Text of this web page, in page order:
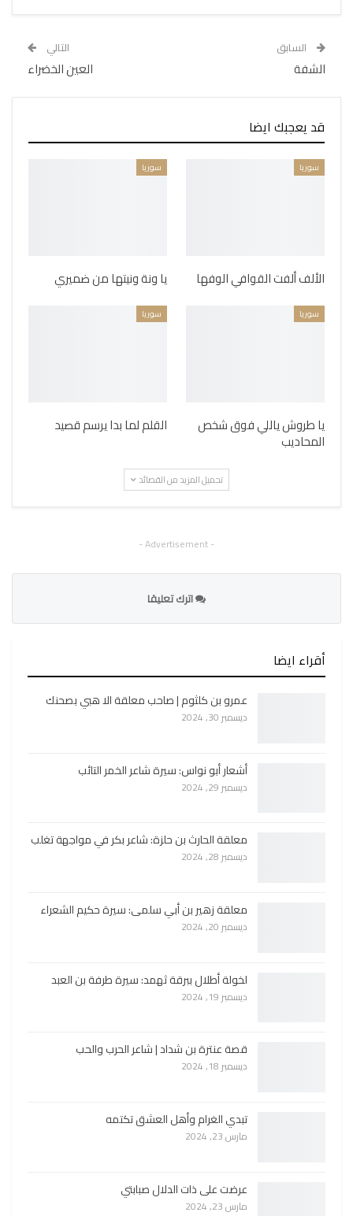
السابق
الشفة
التالي
العين الخضراء
قد يعجبك ايضا
سوريا
الألف ألفت القوافي الوفها
سوريا
يا ونة ونيتها من ضميري
سوريا
يا طروش ياللي فوق شخص
المحاديب
سوريا
القلم لما بدا يرسم قصيد
تحميل المزيد من القصائد
- Advertisement -
اترك تعليقا
أقراء ايضا
عمرو بن كلثوم | صاحب معلقة الا هبي بصحنك
ديسمبر 30, 2024
أشعار أبو نواس: سيرة شاعر الخمر التائب
ديسمبر 29, 2024
معلقة الحارث بن حلزة: شاعر بكر في مواجهة تغلب
ديسمبر 28, 2024
معلقة زهير بن أبي سلمى: سيرة حكيم الشعراء
ديسمبر 20, 2024
لخولة أطلال ببرقة ثهمد: سيرة طرفة بن العبد
ديسمبر 19, 2024
قصة عنترة بن شداد | شاعر الحرب والحب
ديسمبر 18, 2024
تبدي الغرام وأهل العشق تكتمه
مارس 23, 2024
عرضت على ذات الدلال صبابتي
مارس 23, 2024